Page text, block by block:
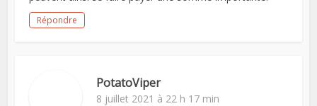
Répondre
PotatoViper
8 juillet 2021 à 22 h 17 min